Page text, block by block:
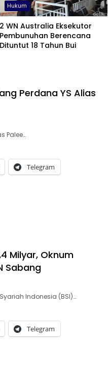
Hukum
2 WN Australia Eksekutor
Pembunuhan Berencana
Dituntut 18 Tahun Bui
Perdana YS Alias
Palee…
Telegram
Milyar, Oknum
Sabang
Indonesia (BSI)…
Telegram